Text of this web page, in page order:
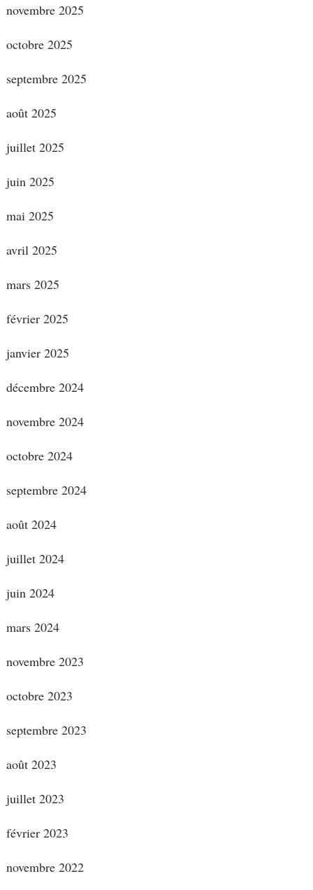
novembre 2025
octobre 2025
septembre 2025
août 2025
juillet 2025
juin 2025
mai 2025
avril 2025
mars 2025
février 2025
janvier 2025
décembre 2024
novembre 2024
octobre 2024
septembre 2024
août 2024
juillet 2024
juin 2024
mars 2024
novembre 2023
octobre 2023
septembre 2023
août 2023
juillet 2023
février 2023
novembre 2022